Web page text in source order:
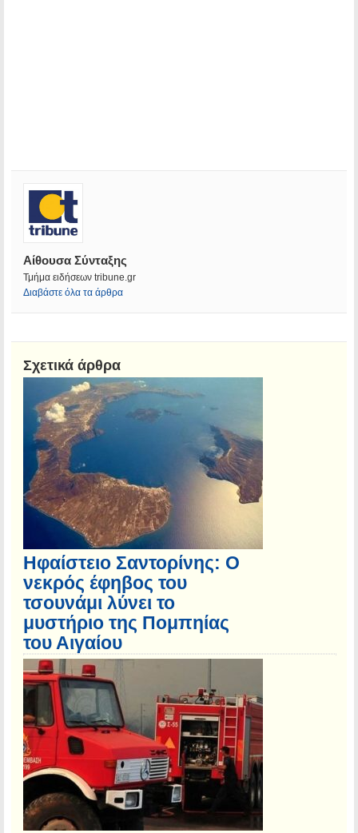
Αίθουσα Σύνταξης
Τμήμα ειδήσεων tribune.gr
Διαβάστε όλα τα άρθρα
Σχετικά άρθρα
Ηφαίστειο Σαντορίνης: Ο
νεκρός έφηβος του
τσουνάμι λύνει το
μυστήριο της Πομπηίας
του Αιγαίου